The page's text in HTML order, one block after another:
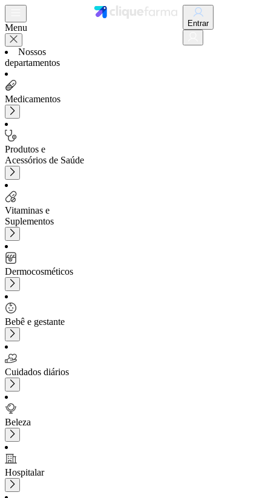
Menu
Nossos
departamentos
Medicamentos
Produtos e
Acessórios de Saúde
Vitaminas e
Suplementos
Dermocosméticos
Bebê e gestante
Cuidados diários
Beleza
Hospitalar
Entrar